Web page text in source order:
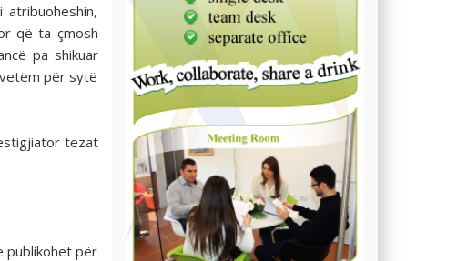
që ta çmosh
pa shikuar
për sytë
tezat
publikohet për